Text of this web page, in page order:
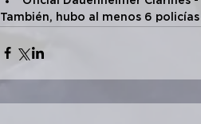
También, hubo al menos 6